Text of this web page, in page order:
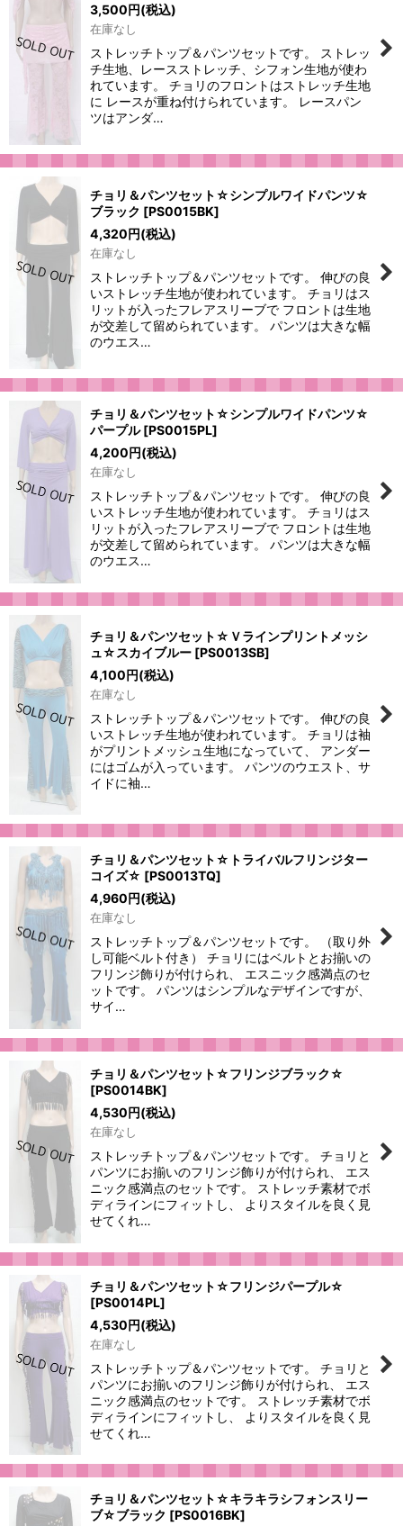
3,500円(税込)
在庫なし
ストレッチトップ＆パンツセットです。 ストレッ
チ生地、レースストレッチ、シフォン生地が使わ
れています。 チョリのフロントはストレッチ生地
に レースが重ね付けられています。 レースパン
ツはアンダ…
チョリ＆パンツセット☆シンプルワイドパンツ☆
ブラック [PS0015BK]
4,320円(税込)
在庫なし
ストレッチトップ＆パンツセットです。 伸びの良
いストレッチ生地が使われています。 チョリはス
リットが入ったフレアスリーブで フロントは生地
が交差して留められています。 パンツは大きな幅
のウエス…
チョリ＆パンツセット☆シンプルワイドパンツ☆
パープル [PS0015PL]
4,200円(税込)
在庫なし
ストレッチトップ＆パンツセットです。 伸びの良
いストレッチ生地が使われています。 チョリはス
リットが入ったフレアスリーブで フロントは生地
が交差して留められています。 パンツは大きな幅
のウエス…
チョリ＆パンツセット☆Ｖラインプリントメッシ
ュ☆スカイブルー [PS0013SB]
4,100円(税込)
在庫なし
ストレッチトップ＆パンツセットです。 伸びの良
いストレッチ生地が使われています。 チョリは袖
がプリントメッシュ生地になっていて、 アンダー
にはゴムが入っています。 パンツのウエスト、サ
イドに袖…
チョリ＆パンツセット☆トライバルフリンジター
コイズ☆ [PS0013TQ]
4,960円(税込)
在庫なし
ストレッチトップ＆パンツセットです。 （取り外
し可能ベルト付き） チョリにはベルトとお揃いの
フリンジ飾りが付けられ、 エスニック感満点のセ
ットです。 パンツはシンプルなデザインですが、
サイ…
チョリ＆パンツセット☆フリンジブラック☆
[PS0014BK]
4,530円(税込)
在庫なし
ストレッチトップ＆パンツセットです。 チョリと
パンツにお揃いのフリンジ飾りが付けられ、 エス
ニック感満点のセットです。 ストレッチ素材でボ
ディラインにフィットし、 よりスタイルを良く見
せてくれ…
チョリ＆パンツセット☆フリンジパープル☆
[PS0014PL]
4,530円(税込)
在庫なし
ストレッチトップ＆パンツセットです。 チョリと
パンツにお揃いのフリンジ飾りが付けられ、 エス
ニック感満点のセットです。 ストレッチ素材でボ
ディラインにフィットし、 よりスタイルを良く見
せてくれ…
チョリ＆パンツセット☆キラキラシフォンスリー
ブ☆ブラック [PS0016BK]